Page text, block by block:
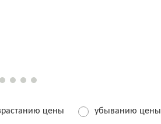
цены убыванию цены